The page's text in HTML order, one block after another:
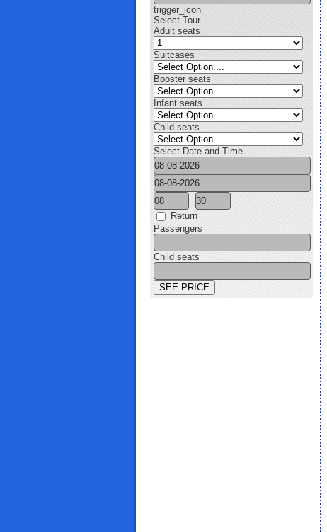
trigger_icon
Select Tour
Adult seats
Suitcases
Booster seats
Infant seats
Child seats
Select Date and Time
Return
Passengers
Child seats